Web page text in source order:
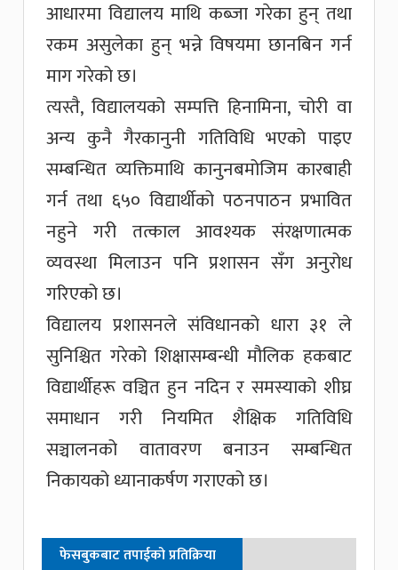
आधारमा विद्यालय माथि कब्जा गरेका हुन् तथा
रकम असुलेका हुन् भन्ने विषयमा छानबिन गर्न
माग गरेको छ।
त्यस्तै, विद्यालयको सम्पत्ति हिनामिना, चोरी वा
अन्य कुनै गैरकानुनी गतिविधि भएको पाइए
सम्बन्धित व्यक्तिमाथि कानुनबमोजिम कारबाही
गर्न तथा ६५० विद्यार्थीको पठनपाठन प्रभावित
नहुने गरी तत्काल आवश्यक संरक्षणात्मक
व्यवस्था मिलाउन पनि प्रशासन सँग अनुरोध
गरिएको छ।
विद्यालय प्रशासनले संविधानको धारा ३१ ले
सुनिश्चित गरेको शिक्षासम्बन्धी मौलिक हकबाट
विद्यार्थीहरू वञ्चित हुन नदिन र समस्याको शीघ्र
समाधान गरी नियमित शैक्षिक गतिविधि
सञ्चालनको वातावरण बनाउन सम्बन्धित
निकायको ध्यानाकर्षण गराएको छ।
फेसबुकबाट तपाईको प्रतिक्रिया